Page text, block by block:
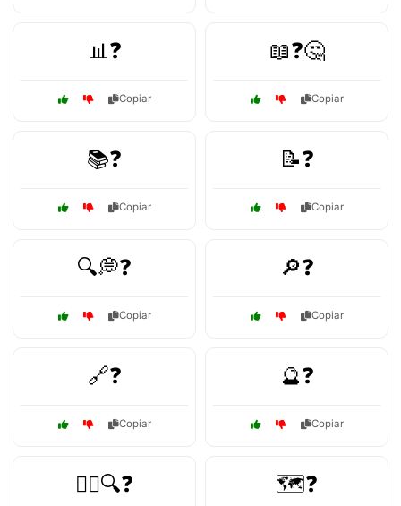
📊❓
Copiar
📖❓🤔
Copiar
📚❓
Copiar
📝❓
Copiar
🔍💭❓
Copiar
🔎❓
Copiar
🔗❓
Copiar
🔮❓
Copiar
🕵️‍♂️🔍❓ 🗺️❓